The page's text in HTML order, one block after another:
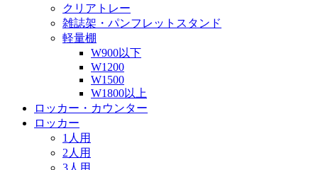
クリアトレー
雑誌架・パンフレットスタンド
軽量棚
W900以下
W1200
W1500
W1800以上
ロッカー・カウンター
ロッカー
1人用
2人用